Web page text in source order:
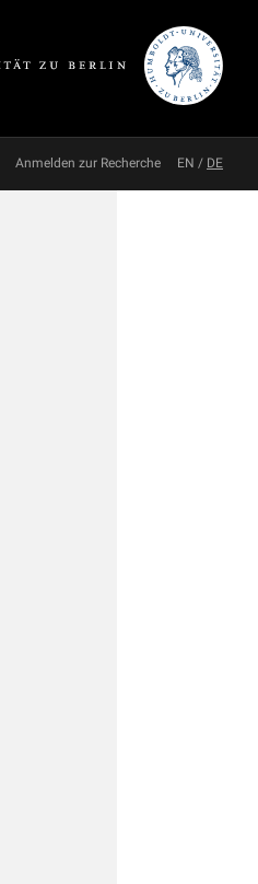
Anmelden zur Recherche EN / DE